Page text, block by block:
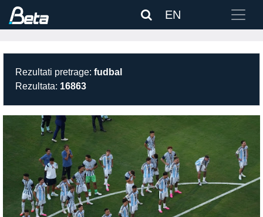
EN
Rezultati pretrage: fudbal
Rezultata: 16863